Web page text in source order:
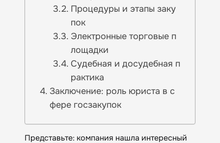
Процедуры и этапы заку
пок
Электронные торговые п
лощадки
Судебная и досудебная п
рактика
Заключение: роль юриста в с
фере госзакупок
Представьте: компания нашла интересный